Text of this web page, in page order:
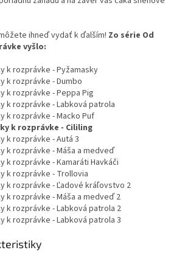
ihneď vydať k ďalším! Zo série Od
vyšlo:
k rozprávke - Pyžamasky
k rozprávke - Dumbo
k rozprávke - Peppa Pig
k rozprávke - Labková patrola
k rozprávke - Macko Puf
k rozprávke - Cililing
k rozprávke - Autá 3
k rozprávke - Máša a medveď
k rozprávke - Kamaráti Havkáči
k rozprávke - Trollovia
k rozprávke - Ľadové kráľovstvo 2
k rozprávke - Máša a medveď 2
k rozprávke - Labková patrola 2
k rozprávke - Labková patrola 3